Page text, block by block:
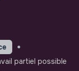
partiel possible